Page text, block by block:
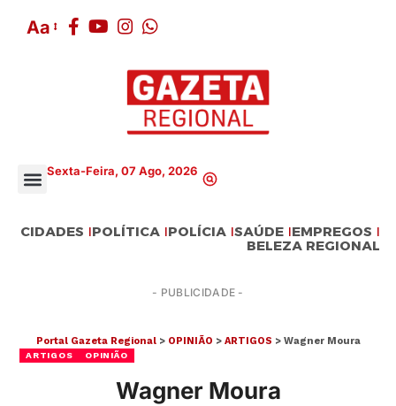
Aa
Sexta-Feira, 07 Ago, 2026
CIDADES POLÍTICA POLÍCIA SAÚDE EMPREGOS
BELEZA REGIONAL
- PUBLICIDADE -
Portal Gazeta Regional> OPINIÃO > ARTIGOS > Wagner Moura
ARTIGOS OPINIÃO
Wagner Moura